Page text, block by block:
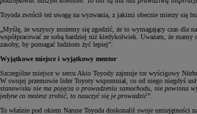
Toyoda zwrócił też uwagę na wyzwania, z jakimi obecnie mierzy się
„Myślę, że wszyscy możemy się zgodzić, że to wymagający czas dla
współpracować ze sobą bardziej niż kiedykolwiek. Uważam, że mamy
zasoby, by pomagać ludziom żyć lepiej”.
Wyjątkowe miejsce i wyjątkowy mentor
Szczególne miejsce w sercu Akio Toyody zajmuje tor wyścigowy
W swojej przemowie lider Toyoty wspomniał, co od niego niegdyś
stanowisku nie ma pojęcia o prowadzeniu samochodu, nie powinna
jedyne co możesz zrobić, to nauczyć się je prowadzić”.
To właśnie pod okiem Naruse Toyoda doskonalił swoje umiejętności